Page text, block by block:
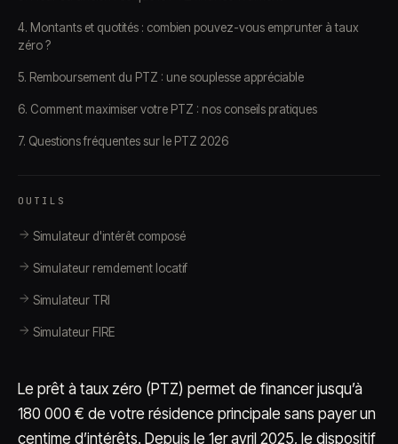
4. Montants et quotités : combien pouvez-vous emprunter à taux
zéro ?
5. Remboursement du PTZ : une souplesse appréciable
6. Comment maximiser votre PTZ : nos conseils pratiques
7. Questions fréquentes sur le PTZ 2026
OUTILS
Simulateur d'intérêt composé
Simulateur remdement locatif
Simulateur TRI
Simulateur FIRE
Le prêt à taux zéro (PTZ) permet de financer jusqu’à
180 000 € de votre résidence principale sans payer un
centime d’intérêts. Depuis le 1er avril 2025, le dispositif